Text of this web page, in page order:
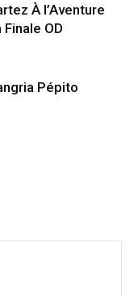
À l’Aventure
OD
Pépito